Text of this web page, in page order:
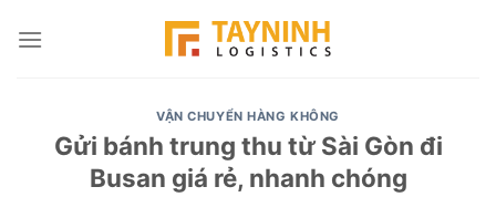
VẬN CHUYỂN HÀNG KHÔNG
Gửi bánh trung thu từ Sài Gòn đi
Busan giá rẻ, nhanh chóng